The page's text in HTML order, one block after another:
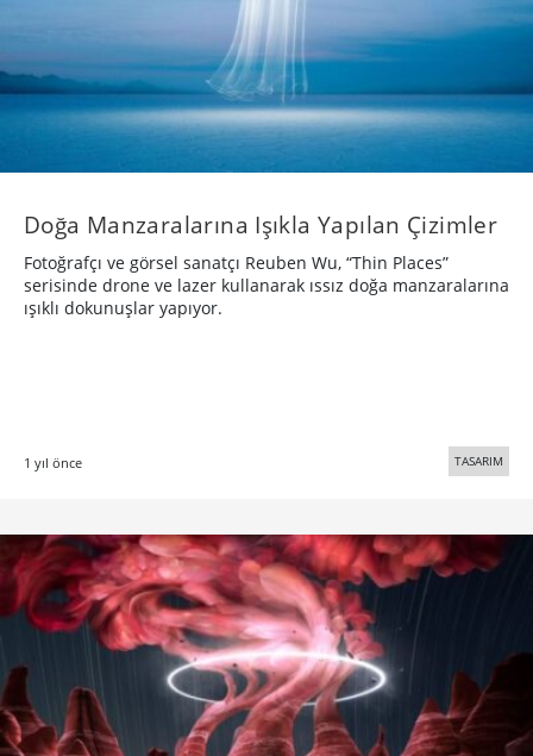
Doğa Manzaralarına Işıkla Yapılan Çizimler
Fotoğrafçı ve görsel sanatçı Reuben Wu, “Thin Places”
serisinde drone ve lazer kullanarak ıssız doğa manzaralarına
ışıklı dokunuşlar yapıyor.
1 yıl önce TASARIM